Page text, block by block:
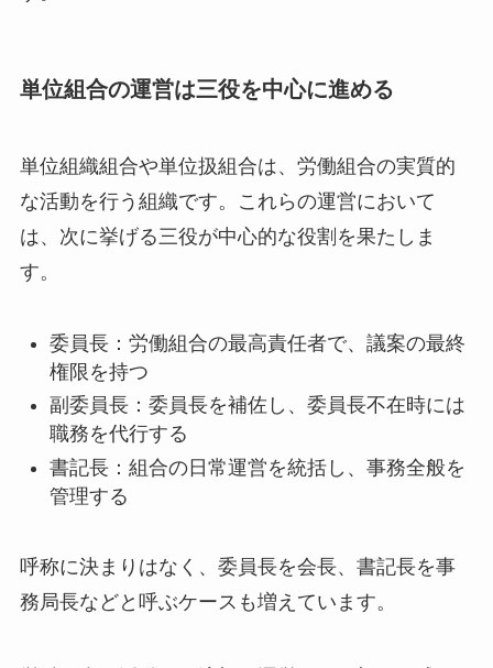
単位組合の運営は三役を中心に進める
単位組織組合や単位扱組合は、労働組合の実質的
な活動を行う組織です。これらの運営において
は、次に挙げる三役が中心的な役割を果たしま
す。
委員長：労働組合の最高責任者で、議案の最終
権限を持つ
副委員長：委員長を補佐し、委員長不在時には
職務を代行する
書記長：組合の日常運営を統括し、事務全般を
管理する
呼称に決まりはなく、委員長を会長、書記長を事
務局長などと呼ぶケースも増えています。